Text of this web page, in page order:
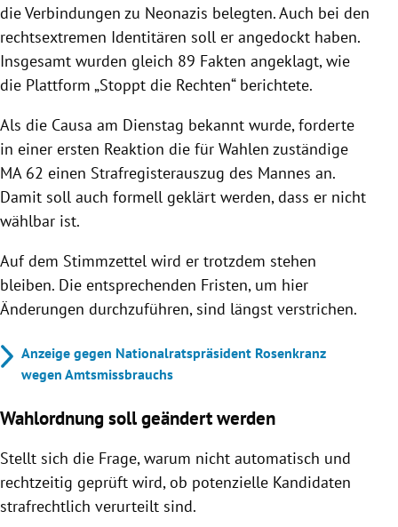
die Verbindungen zu Neonazis belegten. Auch bei den
rechtsextremen Identitären soll er angedockt haben.
Insgesamt wurden gleich 89 Fakten angeklagt, wie
die Plattform „Stoppt die Rechten“ berichtete.
Als die Causa am Dienstag bekannt wurde, forderte
in einer ersten Reaktion die für Wahlen zuständige
MA 62 einen Strafregisterauszug des Mannes an.
Damit soll auch formell geklärt werden, dass er nicht
wählbar ist.
Auf dem Stimmzettel wird er trotzdem stehen
bleiben. Die entsprechenden Fristen, um hier
Änderungen durchzuführen, sind längst verstrichen.
Anzeige gegen Nationalratspräsident Rosenkranz
wegen Amtsmissbrauchs
Wahlordnung soll geändert werden
Stellt sich die Frage, warum nicht automatisch und
rechtzeitig geprüft wird, ob potenzielle Kandidaten
strafrechtlich verurteilt sind.